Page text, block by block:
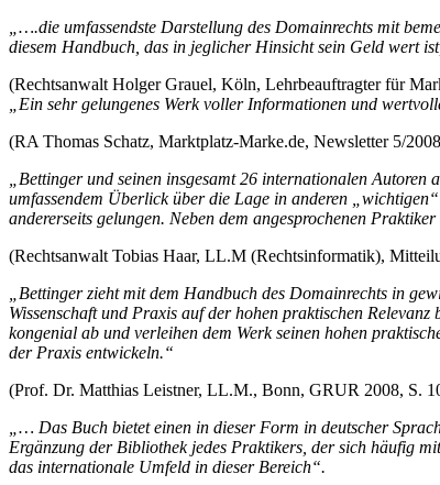
„….die umfassendste Darstellung des Domainrechts mit
diesem Handbuch, das in jeglicher Hinsicht sein Geld wert
(Rechtsanwalt Holger Grauel, Köln, Lehrbeauftragter für
„Ein sehr gelungenes Werk voller Informationen und
(RA Thomas Schatz, Marktplatz-Marke.de, Newsletter 5/
„Bettinger und seinen insgesamt 26 internationalen
umfassendem Überlick über die Lage in anderen
andererseits gelungen. Neben dem angesprochenen
(Rechtsanwalt Tobias Haar, LL.M (Rechtsinformatik),
„Bettinger zieht mit dem Handbuch des Domainrechts in
Wissenschaft und Praxis auf der hohen praktischen
kongenial ab und verleihen dem Werk seinen hohen
der Praxis entwickeln.“
(Prof. Dr. Matthias Leistner, LL.M., Bonn, GRUR 2008, S.
„… Das Buch bietet einen in dieser Form in deutscher
Ergänzung der Bibliothek jedes Praktikers, der sich häufig
das internationale Umfeld in dieser Bereich“.